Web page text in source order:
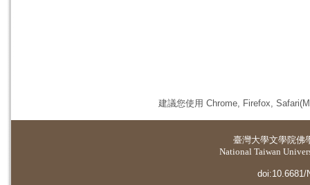
建議您使用 Chrome, Firefox,
臺灣大學文學院佛
National Taiwan
doi:10.6681/